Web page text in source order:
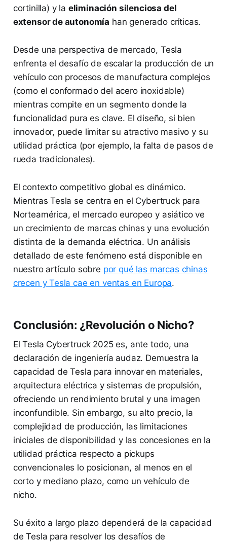
cortinilla) y la eliminación silenciosa del
extensor de autonomía han generado críticas.
Desde una perspectiva de mercado, Tesla
enfrenta el desafío de escalar la producción de un
vehículo con procesos de manufactura complejos
(como el conformado del acero inoxidable)
mientras compite en un segmento donde la
funcionalidad pura es clave. El diseño, si bien
innovador, puede limitar su atractivo masivo y su
utilidad práctica (por ejemplo, la falta de pasos de
rueda tradicionales).
El contexto competitivo global es dinámico.
Mientras Tesla se centra en el Cybertruck para
Norteamérica, el mercado europeo y asiático ve
un crecimiento de marcas chinas y una evolución
distinta de la demanda eléctrica. Un análisis
detallado de este fenómeno está disponible en
nuestro artículo sobre por qué las marcas chinas
crecen y Tesla cae en ventas en Europa.
Conclusión: ¿Revolución o Nicho?
El Tesla Cybertruck 2025 es, ante todo, una
declaración de ingeniería audaz. Demuestra la
capacidad de Tesla para innovar en materiales,
arquitectura eléctrica y sistemas de propulsión,
ofreciendo un rendimiento brutal y una imagen
inconfundible. Sin embargo, su alto precio, la
complejidad de producción, las limitaciones
iniciales de disponibilidad y las concesiones en la
utilidad práctica respecto a pickups
convencionales lo posicionan, al menos en el
corto y mediano plazo, como un vehículo de
nicho.
Su éxito a largo plazo dependerá de la capacidad
de Tesla para resolver los desafíos de